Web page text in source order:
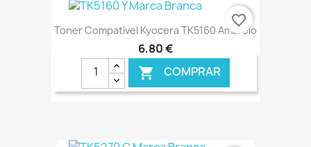
Toner Compatível Kyocera TK5160 Amarelo
6,80 €
 COMPRAR
favorite_border